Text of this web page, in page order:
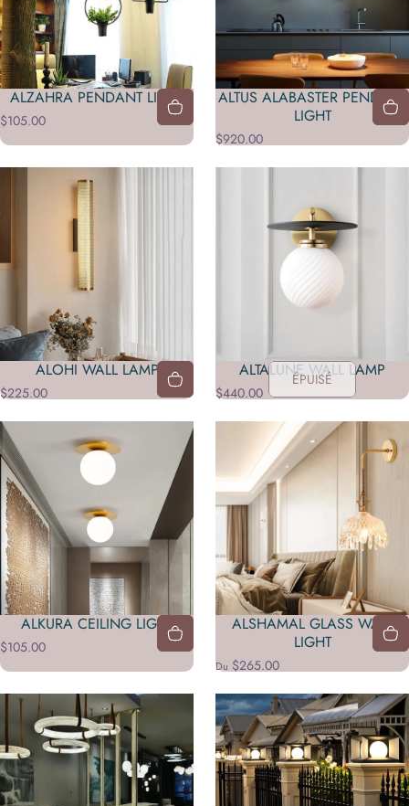
ALZAHRA PENDANT LIGHT
$105.00
ALTUS ALABASTER PENDANT
LIGHT
$920.00
ALOHI WALL LAMP
$225.00
ÉPUISÉ
ALTALUNE WALL LAMP
$440.00
ALKURA CEILING LIGHT
$105.00
ALSHAMAL GLASS WALL
LIGHT
Du $265.00